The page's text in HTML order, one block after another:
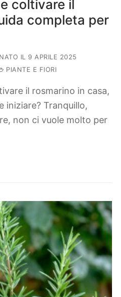
coltivare il
completa per
IL 9 APRILE 2025
PIANTE E FIORI
il rosmarino in casa,
iniziare? Tranquillo,
non ci vuole molto per